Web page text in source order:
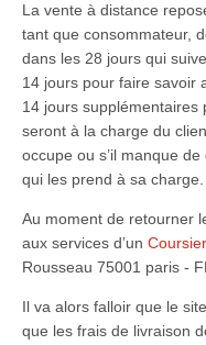
La vente à distance
tant que consommateur,
dans les 28 jours qui
14 jours pour faire savoir
14 jours supplémentaires
seront à la charge du
occupe ou s’il manque
qui les prend à sa charge.
Au moment de retourner
aux services d’un
Rousseau 75001 paris -
Il va alors falloir que le
que les frais de livraison